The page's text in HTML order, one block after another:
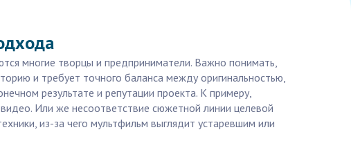
многие творцы и предприниматели. Важно понимать,
и требует точного баланса между оригинальностью,
результате и репутации проекта. К примеру,
Или же несоответствие сюжетной линии целевой
из-за чего мультфильм выглядит устаревшим или